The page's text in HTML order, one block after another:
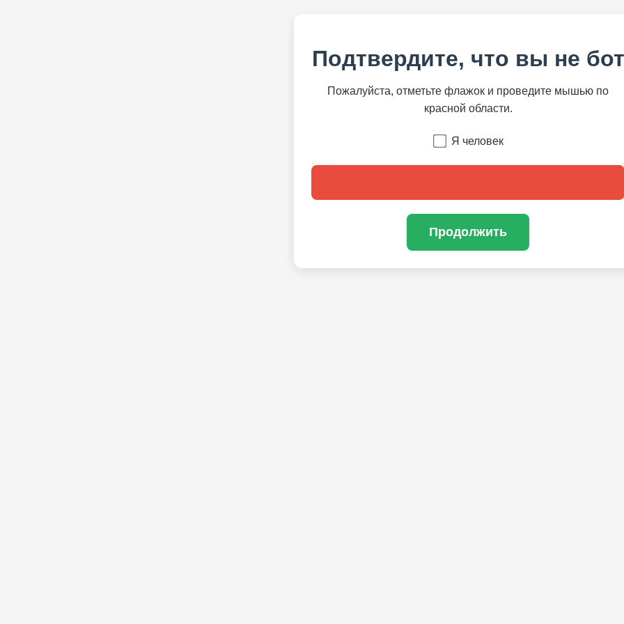
Подтвердите, что вы не бот
Пожалуйста, отметьте флажок и проведите мышью по
красной области.
Я человек
Продолжить